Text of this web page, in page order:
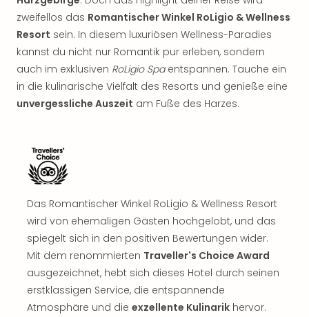
zweifellos das Romantischer Winkel RoLigio & Wellness
Resort sein. In diesem luxuriösen Wellness-Paradies
kannst du nicht nur Romantik pur erleben, sondern
auch im exklusiven RoLigio Spaentspannen. Tauche ein
in die kulinarische Vielfalt des Resorts und genieße eine
unvergessliche Auszeit am Fuße des Harzes.
Das Romantischer Winkel RoLigio & Wellness Resort
wird von ehemaligen Gästen hochgelobt, und das
spiegelt sich in den positiven Bewertungen wider.
Mit dem renommierten Traveller's Choice Award
ausgezeichnet, hebt sich dieses Hotel durch seinen
erstklassigen Service, die entspannende
Atmosphäre und die exzellente Kulinarik hervor.